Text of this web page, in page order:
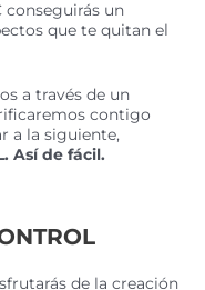
conseguirás un
que te quitan el
a través de un
contigo
a la siguiente,
Así de fácil.
de la creación